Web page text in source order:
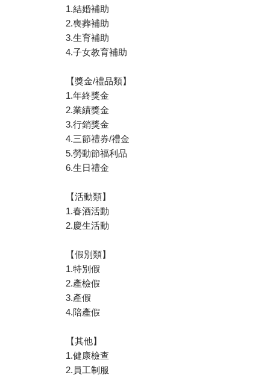
1.結婚補助
2.喪葬補助
3.生育補助
4.子女教育補助
【獎金/禮品類】
1.年終獎金
2.業績獎金
3.行銷獎金
4.三節禮券/禮金
5.勞動節福利品
6.生日禮金
【活動類】
1.春酒活動
2.慶生活動
【假別類】
1.特別假
2.產檢假
3.產假
4.陪產假
【其他】
1.健康檢查
2.員工制服